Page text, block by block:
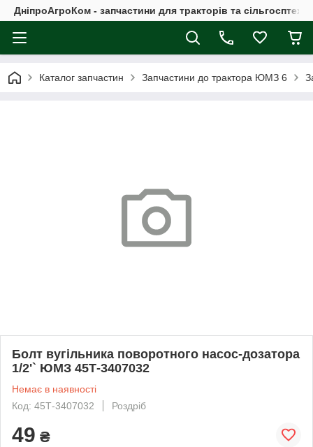
ДніпроАгроКом - запчастини для тракторів та
Каталог запчастин Запчастини до трактора ЮМЗ 6
Болт вугільника поворотного насос-дозатора
1/2'` ЮМЗ 45Т-3407032
Немає в наявності
Код: 45Т-3407032
Роздріб
49 ₴